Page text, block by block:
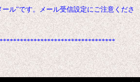
ル"です。メール受信設定にご注意くださ